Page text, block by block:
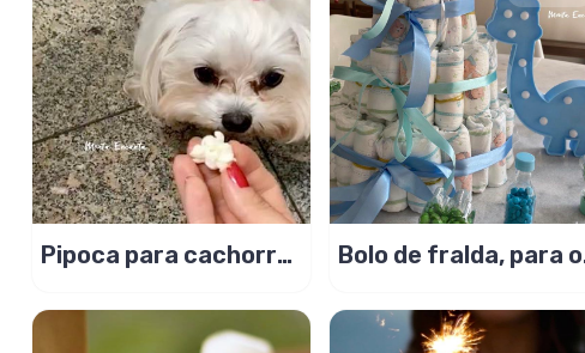
Pipoca para cachorro
Bolo de fralda, para o